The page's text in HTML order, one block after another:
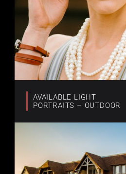
AVAILABLE LIGHT
PORTRAITS – OUTDOOR